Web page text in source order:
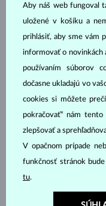
RUŽOVÉ ZLATO
CHIRURGICKÁ OCEĽ
Drahokam
ZIRKÓNIE
DIAMANT LAB
DIAMANT
Aby náš web fungoval
uložené v košíku a
prihlásiť, aby sme vám
informovať o novinkách
používaním súborov
dočasne ukladajú vo
cookies si môžete
pokračovať“ nám tento
zlepšovať a
V opačnom prípade
funkčnosť stránok
tu.